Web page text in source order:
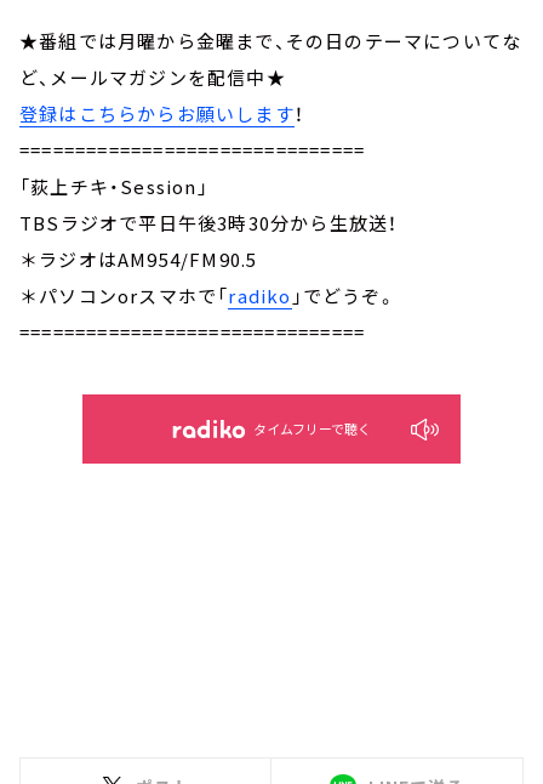
★番組では月曜から金曜まで、その日のテーマについてな
ど、メールマガジンを配信中★
登録はこちらからお願いします！
===============================
「荻上チキ・Session」
TBSラジオで平日午後3時30分から生放送！
＊ラジオはAM954/FM90.5
＊パソコンorスマホで「radiko 」でどうぞ。
===============================
タイムフリーで聴く